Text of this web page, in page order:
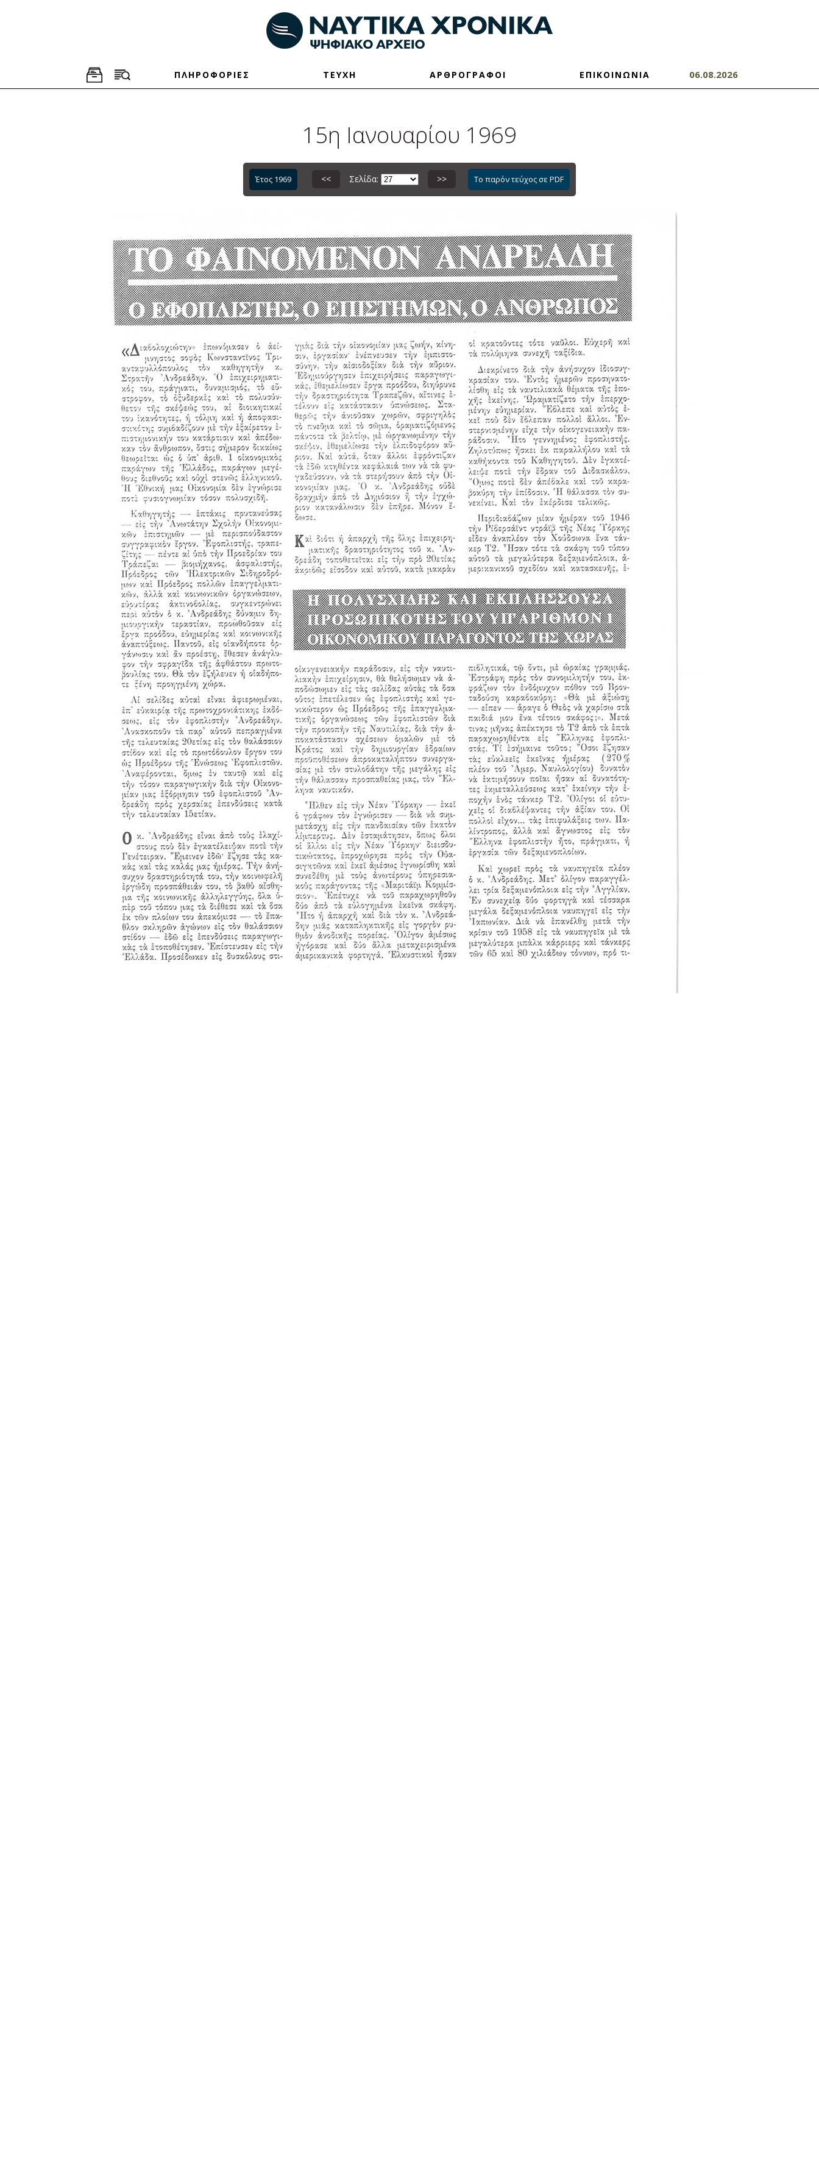
ΠΛΗΡΟΦΟΡΙΕΣ ΤΕΥΧΗ ΑΡΘΡΟΓΡΑΦΟΙ ΕΠΙΚΟΙΝΩΝΙΑ 06.08.2026
15η Ιανουαρίου 1969
Έτος 1969 << Σελίδα: >> Το παρόν τεύχος σε PDF